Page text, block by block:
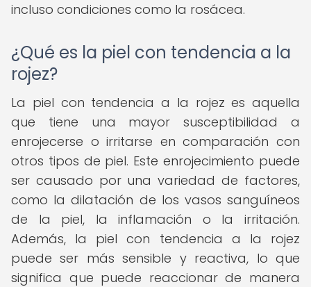
incluso condiciones como la rosácea.
¿Qué es la piel con tendencia a la
rojez?
La piel con tendencia a la rojez es aquella
que tiene una mayor susceptibilidad a
enrojecerse o irritarse en comparación con
otros tipos de piel. Este enrojecimiento puede
ser causado por una variedad de factores,
como la dilatación de los vasos sanguíneos
de la piel, la inflamación o la irritación.
Además, la piel con tendencia a la rojez
puede ser más sensible y reactiva, lo que
significa que puede reaccionar de manera